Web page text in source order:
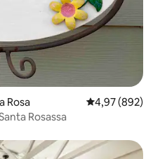
Rosa
4,97 (892)
Rosassa